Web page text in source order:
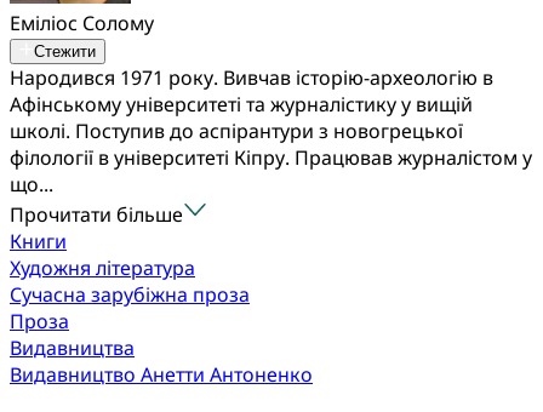
Еміліос Солому
Стежити
Народився 1971 року. Вивчав історію-археологію в
Афінському університеті та журналістику у вищій
школі. Поступив до аспірантури з новогрецької
філології в університеті Кіпру. Працював журналістом у
що...
Прочитати більше
Книги
Художня література
Сучасна зарубіжна проза
Проза
Видавництва
Видавництво Анетти Антоненко